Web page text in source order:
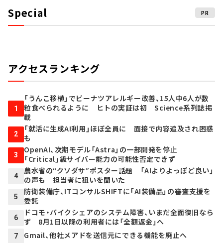
Special PR
アクセスランキング
1
「うんこ移植」でピーナツアレルギー改善、15人中6人が数
粒食べられるように ヒトの実証は初 Science系列誌掲
載
2
「就活に生成AI利用」ほぼ全員に 面接で内容追及され困惑
も
3
OpenAI、次期モデル「Astra」の一部開発を停止
「Critical」級サイバー能力の可能性否定できず
4
農水省の“クソダサ”ポスター話題 「AIよりよっぽど良い」
の声も 担当者に狙いを聞いた
5
防衛装備庁、ITコンサルSHIFTに「AI装備品」の審査支援を
委託
6
ドコモ・バイクシェアのシステム障害、いまだ全面復旧なら
ず 8月1日以降の利用者には「全額返金」へ
7 Gmail、他社メアドを送信元にできる機能を廃止へ